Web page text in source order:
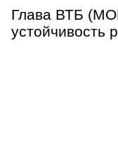
Глава ВТБ
устойчивость